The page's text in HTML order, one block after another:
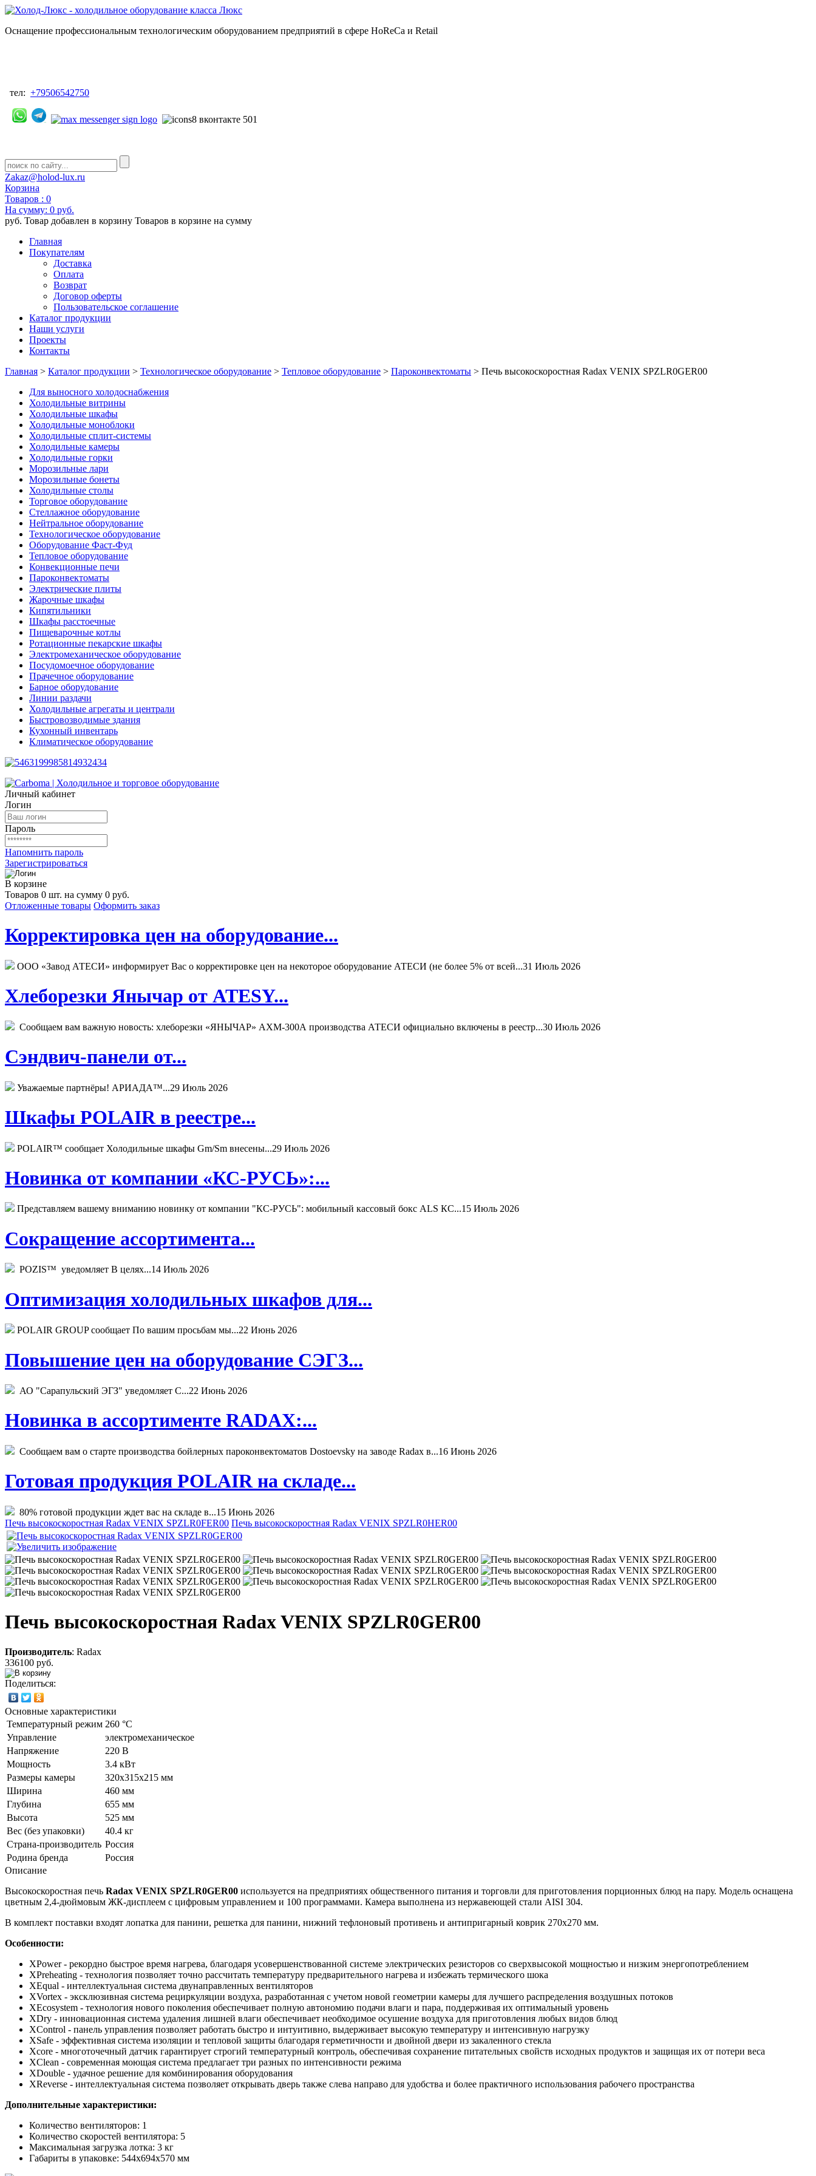
Оснащение профессиональным технологическим оборудованием предприятий в сфере HoReCa и Retail
тел: +79506542750
Zakaz@holod-lux.ru
Корзина
Товаров : 0
На сумму: 0 руб.
руб. Товар добавлен в корзину Товаров в корзине на сумму
Главная
Покупателям
Доставка
Оплата
Возврат
Договор оферты
Пользовательское соглашение
Каталог продукции
Наши услуги
Проекты
Контакты
Главная > Каталог продукции > Технологическое оборудование > Тепловое оборудование > Пароконвектоматы > Печь высокоскоростная Radax VENIX SPZLR0GER00
Для выносного холодоснабжения
Холодильные витрины
Холодильные шкафы
Холодильные моноблоки
Холодильные сплит-системы
Холодильные камеры
Холодильные горки
Морозильные лари
Морозильные бонеты
Холодильные столы
Торговое оборудование
Стеллажное оборудование
Нейтральное оборудование
Технологическое оборудование
Оборудование Фаст-Фуд
Тепловое оборудование
Конвекционные печи
Пароконвектоматы
Электрические плиты
Жарочные шкафы
Кипятильники
Шкафы расстоечные
Пищеварочные котлы
Ротационные пекарские шкафы
Электромеханическое оборудование
Посудомоечное оборудование
Прачечное оборудование
Барное оборудование
Линии раздачи
Холодильные агрегаты и централи
Быстровозводимые здания
Кухонный инвентарь
Климатическое оборудование
Личный кабинет
Логин
Пароль
Напомнить пароль
Зарегистрироваться
В корзине
Товаров 0 шт. на сумму 0 руб.
Отложенные товары Оформить заказ
Корректировка цен на оборудование...
ООО «Завод АТЕСИ» информирует Вас о корректировке цен на некоторое оборудование АТЕСИ (не более 5% от всей...31 Июль 2026
Хлеборезки Янычар от ATESY...
Сообщаем вам важную новость: хлеборезки «ЯНЫЧАР» АХМ-300А производства АТЕСИ официально включены в реестр...30 Июль 2026
Сэндвич-панели от...
Уважаемые партнёры! АРИАДА™...29 Июль 2026
Шкафы POLAIR в реестре...
POLAIR™ сообщает Холодильные шкафы Gm/Sm внесены...29 Июль 2026
Новинка от компании «КС-РУСЬ»:...
Представляем вашему вниманию новинку от компании "КС-РУСЬ": мобильный кассовый бокс ALS КС...15 Июль 2026
Сокращение ассортимента...
POZIS™ уведомляет В целях...14 Июль 2026
Оптимизация холодильных шкафов для...
POLAIR GROUP сообщает По вашим просьбам мы...22 Июнь 2026
Повышение цен на оборудование СЭГЗ...
АО "Сарапульский ЭГЗ" уведомляет С...22 Июнь 2026
Новинка в ассортименте RADAX:...
Сообщаем вам о старте производства бойлерных пароконвектоматов Dostoevsky на заводе Radax в...16 Июнь 2026
Готовая продукция POLAIR на складе...
80% готовой продукции ждет вас на складе в...15 Июнь 2026
Печь высокоскоростная Radax VENIX SPZLR0FER00 Печь высокоскоростная Radax VENIX SPZLR0HER00
Печь высокоскоростная Radax VENIX SPZLR0GER00
Производитель: Radax
336100 руб.
Поделиться:
Основные характеристики
Температурный режим 260 °C
Управление
электромеханическое
Напряжение
220 В
Мощность
3.4 кВт
Размеры камеры
320х315х215 мм
Ширина
460 мм
Глубина
655 мм
Высота
525 мм
Вес (без упаковки)
40.4 кг
Страна-производитель Россия
Родина бренда
Россия
Описание
Высокоскоростная печь Radax VENIX SPZLR0GER00 используется на предприятиях общественного питания и торговли для приготовления порционных блюд на пару. Модель оснащена
цветным 2,4-дюймовым ЖК-дисплеем с цифровым управлением и 100 программами. Камера выполнена из нержавеющей стали AISI 304.
В комплект поставки входят лопатка для панини, решетка для панини, нижний тефлоновый противень и антипригарный коврик 270х270 мм.
Особенности:
XPower - рекордно быстрое время нагрева, благодаря усовершенствованной системе электрических резисторов со сверхвысокой мощностью и низким энергопотреблением
XPreheating - технология позволяет точно рассчитать температуру предварительного нагрева и избежать термического шока
XEqual - интеллектуальная система двунаправленных вентиляторов​
XVortex - эксклюзивная система рециркуляции воздуха, разработанная с учетом новой геометрии камеры для лучшего распределения воздушных потоков
XEcosystem - технология нового поколения обеспечивает полную автономию подачи влаги и пара, поддерживая их оптимальный уровень
XDry - инновационная система удаления лишней влаги обеспечивает необходимое осушение воздуха для приготовления любых видов блюд
XControl - панель управления позволяет работать быстро и интуитивно, выдерживает высокую температуру и интенсивную нагрузку
XSafe - эффективная система изоляции и тепловой защиты благодаря герметичности и двойной двери из закаленного стекла
Xcore - многоточечный датчик гарантирует строгий температурный контроль, обеспечивая сохранение питательных свойств исходных продуктов и защищая их от потери веса
XClean - современная моющая система предлагает три разных по интенсивности режима
XDouble - удачное решение для комбинирования оборудования
XReverse - интеллектуальная система позволяет открывать дверь также слева направо для удобства и более практичного использования рабочего пространства
Дополнительные характеристики:
Количество вентиляторов: 1
Количество скоростей вентилятора: 5
Максимальная загрузка лотка: 3 кг​
Габариты в упаковке: 544x694x570 мм